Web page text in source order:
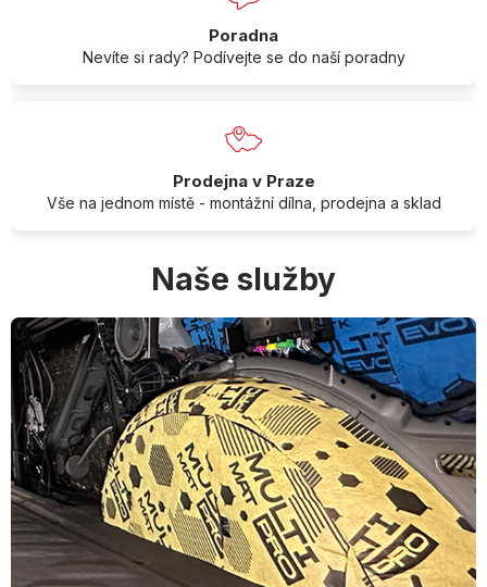
Poradna
Nevíte si rady? Podívejte se do naší poradny
Prodejna v Praze
Vše na jednom místě - montážní dílna, prodejna a sklad
Naše služby